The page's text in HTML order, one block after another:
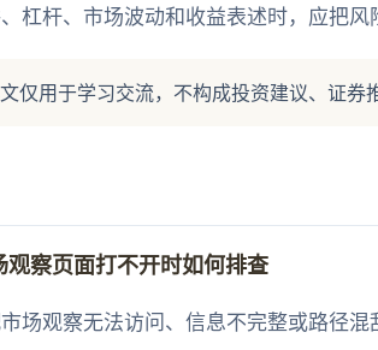
杠杆、市场波动和收益表述时，应把
仅用于学习交流，不构成投资建议、证券
观察页面打不开时如何排查
场观察无法访问、信息不完整或路径混